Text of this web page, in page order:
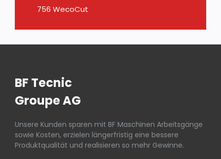
756 WecoCut
BF Tecnic
Groupe AG
Unsere Kunden sparen mit BF Maschinen Arbeitsgänge
sowie Kosten, erzielen längerfristig eine bessere
Produktqualität und realisieren so mehr Gewinne.